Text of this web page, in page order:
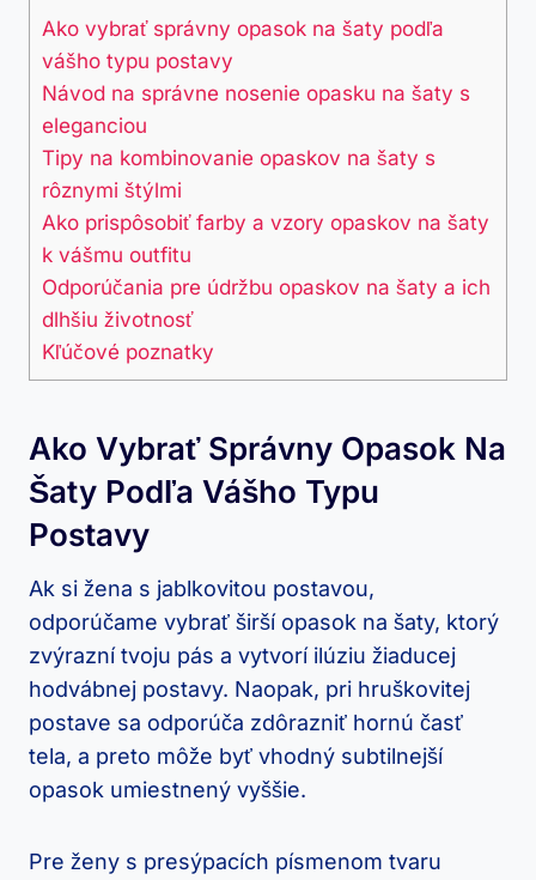
Ako vybrať správny opasok na šaty podľa
vášho typu postavy
Návod na správne nosenie opasku na šaty s
eleganciou
Tipy na kombinovanie opaskov na šaty s
rôznymi štýlmi
Ako prispôsobiť farby a vzory opaskov na šaty
k vášmu outfitu
Odporúčania pre údržbu opaskov na šaty a ich
dlhšiu životnosť
Kľúčové poznatky
Ako Vybrať Správny Opasok Na
Šaty Podľa Vášho Typu
Postavy
Ak si žena s jablkovitou postavou,
odporúčame vybrať širší opasok na šaty, ktorý
zvýrazní tvoju pás a vytvorí ilúziu žiaducej
hodvábnej postavy. Naopak, pri hruškovitej
postave sa odporúča zdôrazniť hornú časť
tela, a preto môže byť vhodný subtilnejší
opasok umiestnený vyššie.
Pre ženy s presýpacích písmenom tvaru